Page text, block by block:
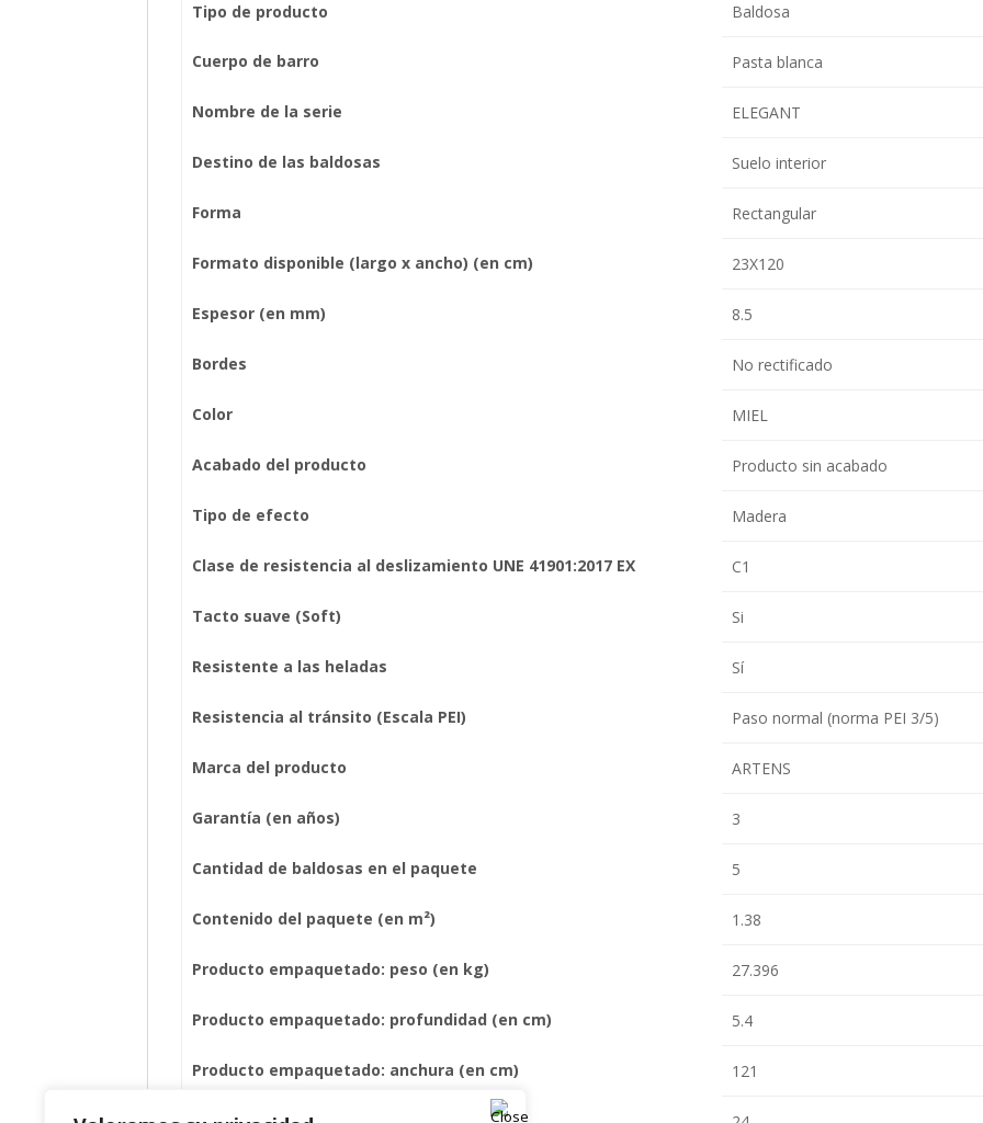
Tipo de producto Baldosa
Cuerpo de barro Pasta blanca
Nombre de la serie ELEGANT
Destino de las baldosas Suelo interior
Forma Rectangular
Formato disponible (largo x ancho) (en cm) 23X120
Espesor (en mm) 8.5
Bordes No rectificado
Color MIEL
Acabado del producto Producto sin acabado
Tipo de efecto Madera
Clase de resistencia al deslizamiento UNE 41901:2017 EX C1
Tacto suave (Soft) Si
Resistente a las heladas Sí
Resistencia al tránsito (Escala PEI) Paso normal (norma PEI 3/5)
Marca del producto ARTENS
Garantía (en años) 3
Cantidad de baldosas en el paquete 5
Contenido del paquete (en m²) 1.38
Producto empaquetado: peso (en kg) 27.396
Producto empaquetado: profundidad (en cm) 5.4
Producto empaquetado: anchura (en cm) 121